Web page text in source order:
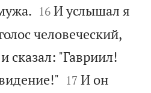


16 И услышал я
человеческий,
сказал: "Гавриил!


17 И он